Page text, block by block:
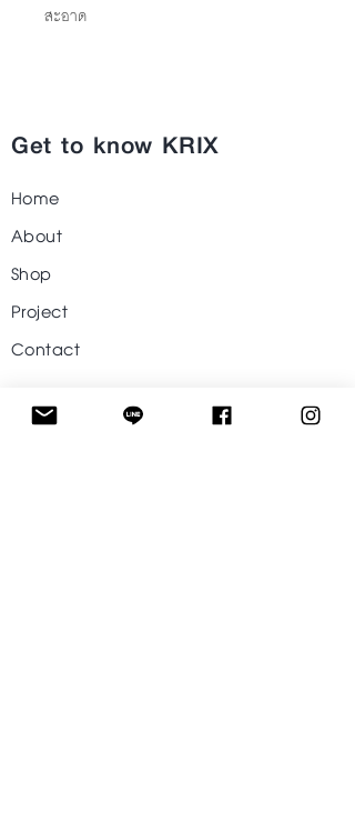
สะอาด
Get to know KRIX
Home
About
Shop
Project
Contact
Help